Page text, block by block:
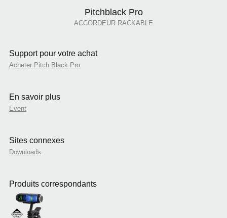
Pitchblack Pro
ACCORDEUR RACKABLE
Support pour votre achat
Acheter Pitch Black Pro
En savoir plus
Event
Sites connexes
Downloads
Produits correspondants